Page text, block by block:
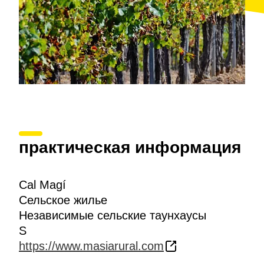
практическая информация
Cal Magí
Сельское жилье
Независимые сельские таунхаусы
S
https://www.masiarural.com